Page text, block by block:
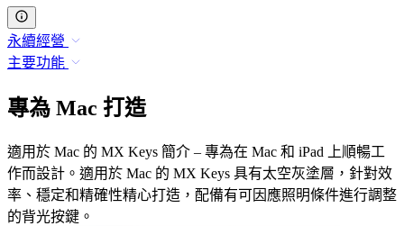
永續經營
主要功能
專為 Mac 打造
適用於 Mac 的 MX Keys 簡介 – 專為在 Mac 和 iPad 上順暢工
作而設計。適用於 Mac 的 MX Keys 具有太空灰塗層，針對效
率、穩定和精確性精心打造，配備有可因應照明條件進行調整
的背光按鍵。